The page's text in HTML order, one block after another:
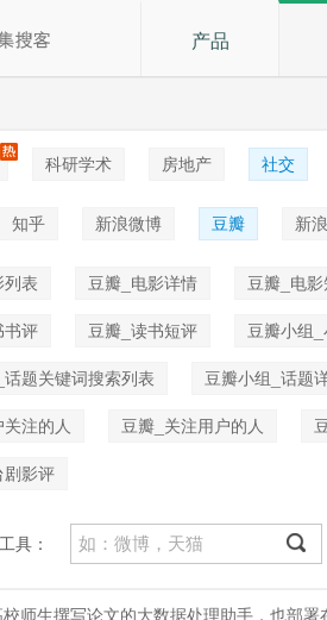
产品
科研学术 房地产
社交
拍卖 音乐
知乎 新浪微博 豆瓣
新
喜马拉雅 小红书
表 豆瓣_电影详情
豆瓣_电
书评
豆瓣_读书短评
豆瓣小组
题关键词搜索列表
豆瓣小组_话题
注的人
豆瓣_关注用户的人
影评
具：
师生撰写论文的大数据处理助手，也部